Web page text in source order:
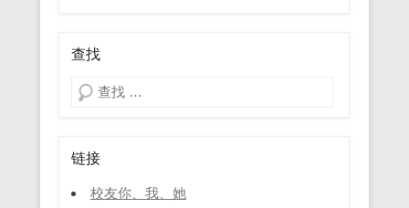
查找
Search
链接
校友你、我、她